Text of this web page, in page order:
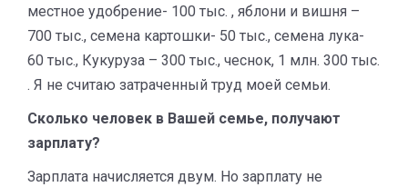
местное удобрение- 100 тыс. , яблони и вишня –
700 тыс., семена картошки- 50 тыс., семена лука-
60 тыс., Кукуруза – 300 тыс., чеснок, 1 млн. 300 тыс.
. Я не считаю затраченный труд моей семьи.
Сколько человек в Вашей семье, получают
зарплату?
Зарплата начисляется двум. Но зарплату не